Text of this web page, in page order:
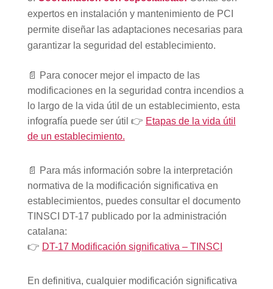
expertos en instalación y mantenimiento de PCI
permite diseñar las adaptaciones necesarias para
garantizar la seguridad del establecimiento.
📄 Para conocer mejor el impacto de las
modificaciones en la seguridad contra incendios a
lo largo de la vida útil de un establecimiento, esta
infografía puede ser útil 👉 Etapas de la vida útil
de un establecimiento.
📄 Para más información sobre la interpretación
normativa de la modificación significativa en
establecimientos, puedes consultar el documento
TINSCI DT-17 publicado por la administración
catalana:
👉 DT-17 Modificación significativa – TINSCI
En definitiva, cualquier modificación significativa